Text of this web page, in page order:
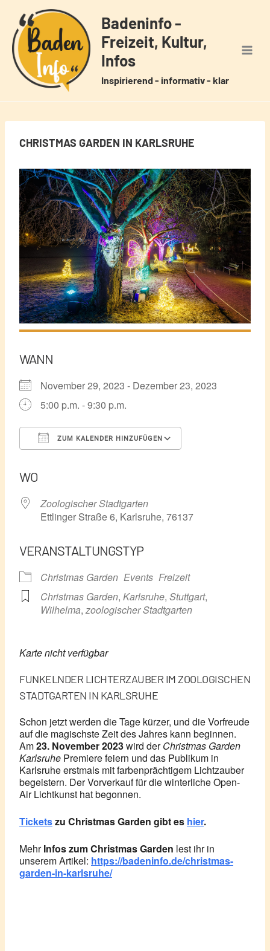
Inhalt
springen
Badeninfo -
Freizeit, Kultur,
Infos
Inspirierend - informativ - klar
CHRISTMAS GARDEN IN KARLSRUHE
WANN
November 29, 2023 - Dezember 23, 2023
5:00 p.m. - 9:30 p.m.
ZUM KALENDER HINZUFÜGEN
WO
Zoologischer Stadtgarten
Ettlinger Straße 6, Karlsruhe, 76137
VERANSTALTUNGSTYP
Christmas Garden Events Freizeit
Christmas Garden, Karlsruhe, Stuttgart,
Wilhelma,zoologischer Stadtgarten
Karte nicht verfügbar
FUNKELNDER LICHTERZAUBER IM ZOOLOGISCHEN
STADTGARTEN IN KARLSRUHE
Schon jetzt werden die Tage kürzer, und die Vorfreude
auf die magischste Zeit des Jahres kann beginnen.
Am23. November 2023wird derChristmas Garden
Karlsruhe Premiere feiern und das Publikum in
Karlsruhe erstmals mit farbenprächtigem Lichtzauber
begeistern. Der Vorverkauf für die winterliche Open-
Air Lichtkunst hat begonnen.
Ticketszu Christmas Garden gibt es hier.
MehrInfos zum Christmas Garden lest ihr in
unserem Artikel: https://badeninfo.de/christmas-
garden-in-karlsruhe/